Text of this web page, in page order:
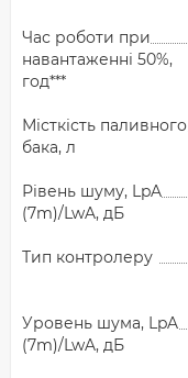
Час роботи при
навантаженні 50%,
год***
Місткість паливного
бака, л
Рівень шуму, LpA
(7m)/LwA, дБ
Тип контролеру
Уровень шума, LpA
(7m)/LwA, дБ